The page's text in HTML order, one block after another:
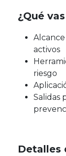
¿Qué
activos
riesgo
Salidas
Detalles